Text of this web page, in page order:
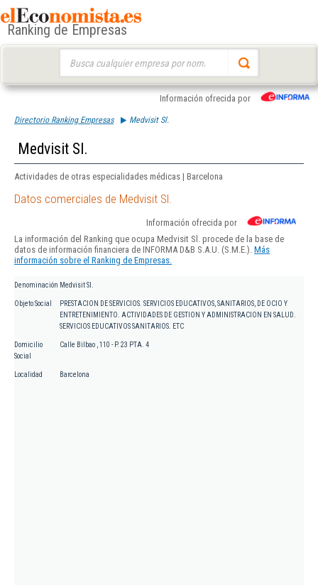
Ranking de Empresas
Información ofrecida por
Directorio Ranking Empresas Medvisit Sl.
Medvisit Sl.
Actividades de otras especialidades médicas | Barcelona
Datos comerciales de Medvisit Sl.
Información ofrecida por
La información del Ranking que ocupa Medvisit Sl. procede de la base de
datos de información financiera de INFORMA D&B S.A.U. (S.M.E.). Más
información sobre el Ranking de Empresas.
Denominación Medvisit Sl.
Objeto Social
PRESTACION DE SERVICIOS. SERVICIOS EDUCATIVOS, SANITARIOS, DE OCIO Y
ENTRETENIMIENTO. ACTIVIDADES DE GESTION Y ADMINISTRACION EN SALUD.
SERVICIOS EDUCATIVOS SANITARIOS. ETC
Domicilio
Social
Calle Bilbao , 110 - P. 23 PTA. 4
Localidad Barcelona